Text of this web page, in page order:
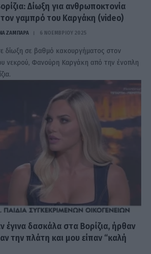
Δίωξη για ανθρωποκτονία
γαμπρό του Καργάκη (video)
ΖΑΜΠΑΡΑ 6 ΝΟΕΜΒΡΊΟΥ 2025
δίωξη σε βαθμό κακουργήματος στον
νεκρού, Φανούρη Καργάκη από την ένοπλη
δασκάλα στα Βορίζια, ήρθαν
την πλάτη και μου είπαν “καλή